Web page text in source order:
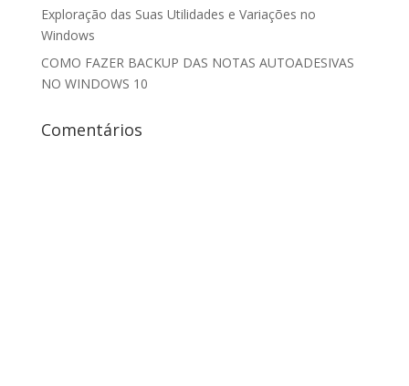
Exploração das Suas Utilidades e Variações no
Windows
COMO FAZER BACKUP DAS NOTAS AUTOADESIVAS
NO WINDOWS 10
Comentários